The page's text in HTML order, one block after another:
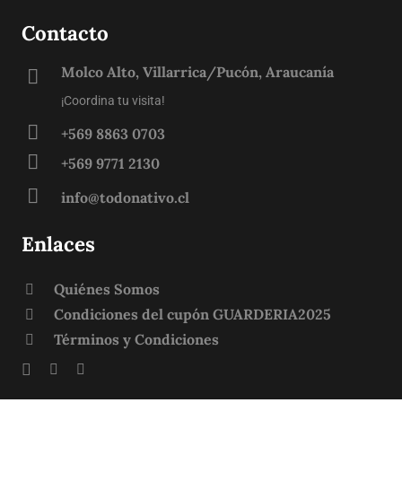
Contacto
Molco Alto, Villarrica/Pucón, Araucanía
¡Coordina tu visita!
+569 8863 0703
+569 9771 2130
info@todonativo.cl
Enlaces
Quiénes Somos
Condiciones del cupón GUARDERIA2025
Términos y Condiciones